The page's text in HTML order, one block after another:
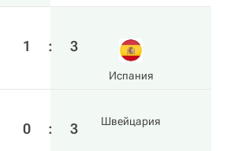
1 : 3
Испания
0 : 3 Швейцария